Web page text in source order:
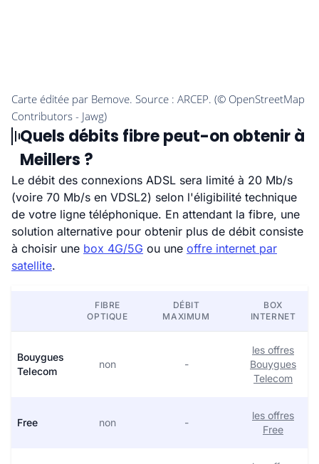
Quels débits fibre peut-on obtenir à
Meillers ?
Le débit des connexions ADSL sera limité à 20 Mb/s
(voire 70 Mb/s en VDSL2) selon l'éligibilité technique
de votre ligne téléphonique. En attendant la fibre, une
solution alternative pour obtenir plus de débit consiste
à choisir une box 4G/5G ou une offre internet par
satellite.
FIBRE
OPTIQUE
DÉBIT
MAXIMUM
BOX
INTERNET
Bouygues
Telecom
non -
les offres
Bouygues
Telecom
Free non -
les offres
Free